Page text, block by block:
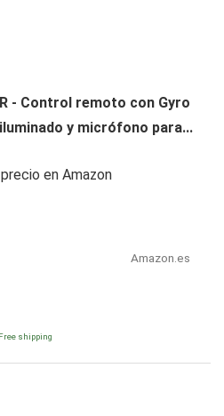
- Control remoto con Gyro
y micrófono para...
en Amazon
Amazon.es
Free shipping